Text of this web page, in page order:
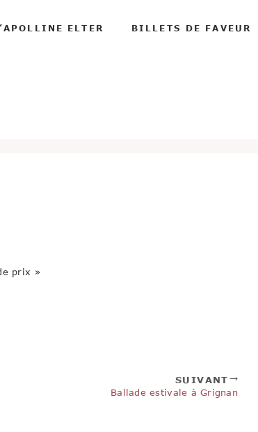
ELTER BILLETS DE FAVEUR
prix »
SUIVANT
Ballade estivale à Grignan